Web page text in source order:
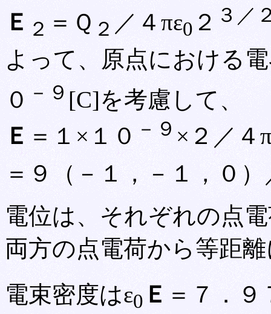
Ｅ ２ ＝Ｑ ２ ／４πε0 ２ ３／
よって、原点における
０ －９[C]を考慮して、
Ｅ ＝１×１０ －９ ×２／４
＝９（－１，－１，０）
電位は、それぞれの点
両方の点電荷から等距
電束密度はε0 Ｅ＝７．９